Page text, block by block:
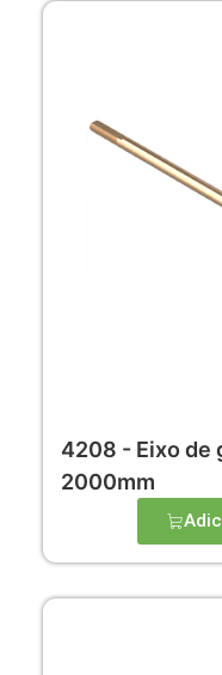
4208 - Eixo de
2000mm